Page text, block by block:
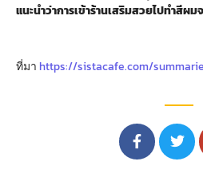
แนะนำว่าการเข้าร้านเสริมสวยไปทำสีผ
ที่มา https://sistacafe.com/